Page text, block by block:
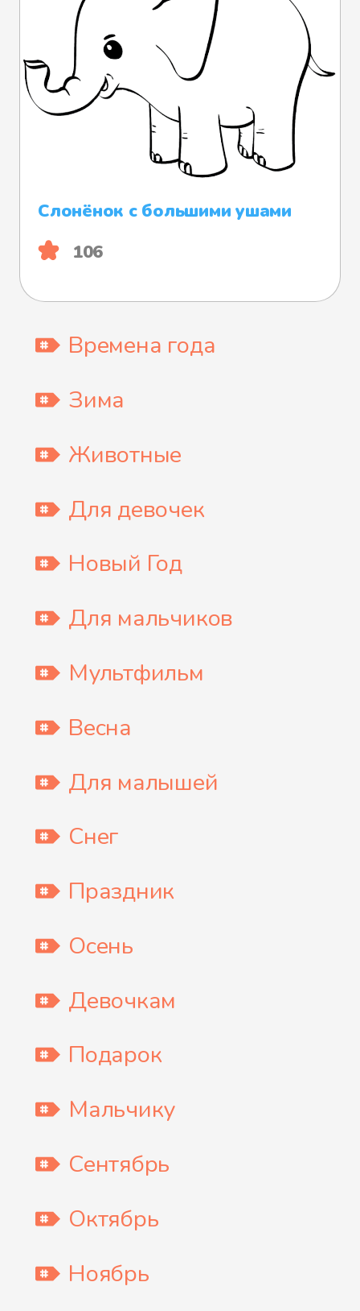
Слонёнок с большими ушами
106
Времена года
Зима
Животные
Для девочек
Новый Год
Для мальчиков
Мультфильм
Весна
Для малышей
Снег
Праздник
Осень
Девочкам
Подарок
Мальчику
Сентябрь
Октябрь
Ноябрь